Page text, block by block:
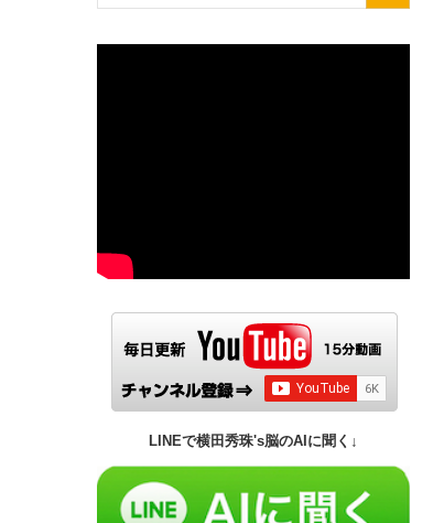
LINEで横田秀珠's脳のAIに聞く↓